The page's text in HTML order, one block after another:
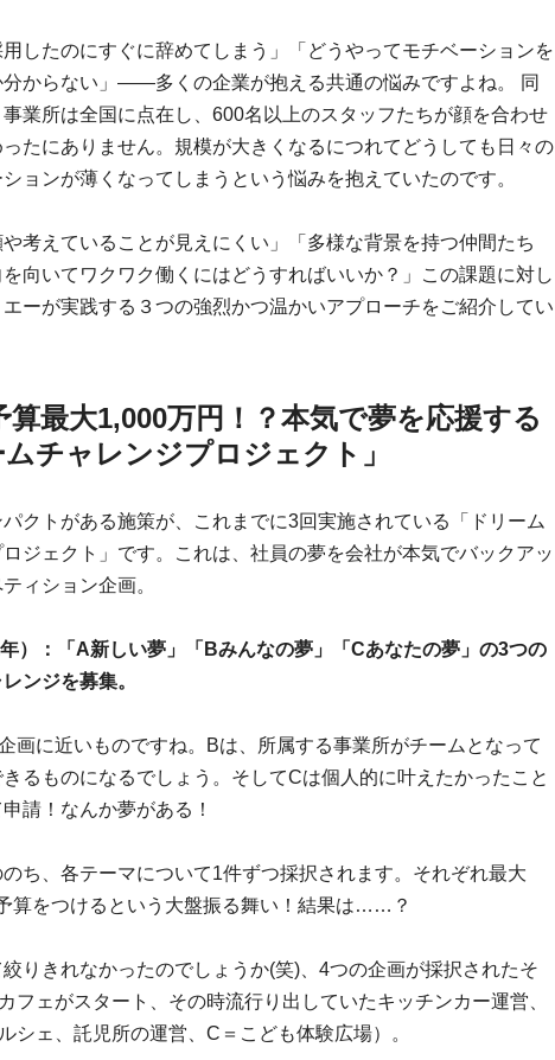
用したのにすぐに辞めてしまう」「どうやってモチベーションを
分からない」—―多くの企業が抱える共通の悩みですよね。 同
業所は全国に点在し、600名以上のスタッフたちが顔を合わせ
たにありません。規模が大きくなるにつれてどうしても日々の
ョンが薄くなってしまうという悩みを抱えていたのです。
や考えていることが見えにくい」「多様な背景を持つ仲間たち
向いてワクワク働くにはどうすればいいか？」この課題に対し
ーが実践する３つの強烈かつ温かいアプローチをご紹介してい
算最大1,000万円！？本気で夢を応援する
ムチャレンジプロジェクト」
パクトがある施策が、これまでに3回実施されている「ドリーム
ジェクト」です。これは、社員の夢を会社が本気でバックアッ
ィション企画。
）：「A新しい夢」「Bみんなの夢」「Cあなたの夢」の3つの
ンジを募集。
画に近いものですね。Bは、所属する事業所がチームとなって
るものになるでしょう。そしてCは個人的に叶えたかったこと
請！なんか夢がある！
ち、各テーマについて1件ずつ採択されます。それぞれ最大
算をつけるという大盤振る舞い！結果は……？
りきれなかったのでしょうか(笑)、4つの企画が採択されたそ
フェがスタート、その時流行り出していたキッチンカー運営、
シェ、託児所の運営、C＝こども体験広場）。